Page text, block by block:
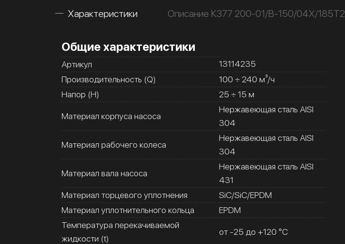
Характеристики Описание К377 200-01/В-150/04Х/185Т2
Общие характеристики
Артикул
13114235
Производительность (Q)
100 ÷ 240 м³/ч
Напор (H)
25 ÷ 15 м
Материал корпуса насоса
Нержавеющая сталь AISI
304
Материал рабочего колеса
Нержавеющая сталь AISI
304
Материал вала насоса
Нержавеющая сталь AISI
431
Материал торцевого уплотнения
SiC/SiC/EPDM
Материал уплотнительного кольца
EPDM
Температура перекачиваемой
жидкости (t)
от -25 до +120 °C